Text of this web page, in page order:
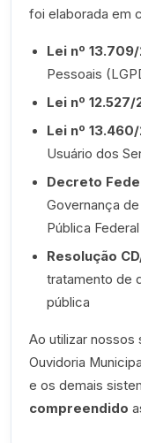
foi elaborada em
Lei nº
Pessoais
Lei nº 12.527/
Lei nº
Usuário dos
Decreto
Governança
Pública
Resolução
tratamento de
pública
Ao utilizar
Ouvidoria
e os demais
compreendido